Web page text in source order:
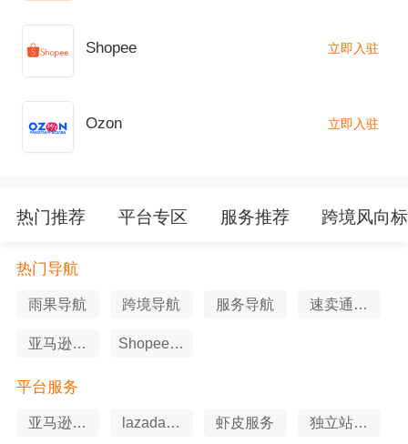
Shopee 立即入驻
Ozon 立即入驻
热门推荐 平台专区 服务推荐 跨境风向标
热门导航
雨果导航 跨境导航 服务导航
速卖通导
亚马逊导
Shopee导
平台服务
亚马逊服
lazada服
虾皮服务
独立站服